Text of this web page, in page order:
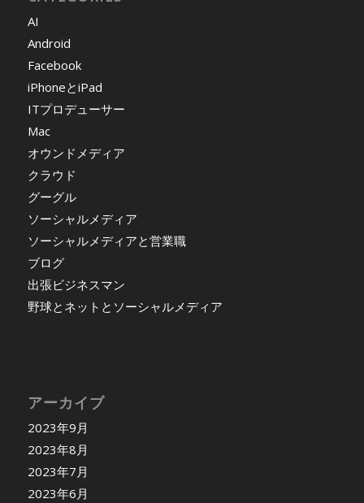
AI
Android
Facebook
iPhoneとiPad
ITプロデューサー
Mac
オウンドメディア
クラウド
グーグル
ソーシャルメディア
ソーシャルメディアと営業職
ブログ
出張ビジネスマン
野球とネットとソーシャルメディア
アーカイブ
2023年9月
2023年8月
2023年7月
2023年6月